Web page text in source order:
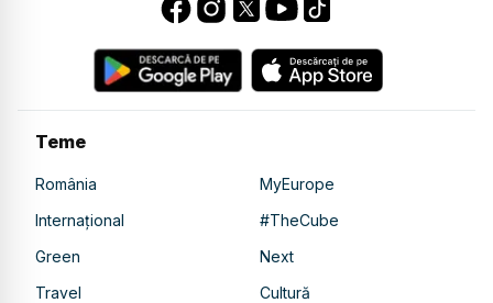
Teme
România
MyEurope
Internațional
#TheCube
Green
Next
Travel
Cultură